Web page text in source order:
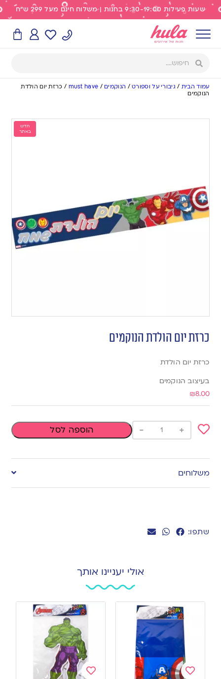
שעות פעילות 9:30-19:00 בחנות | משלוח חינם מעל 299 ש"ח
עמוד הבית / גיבורי על וספורט/ הנוקמים /
must have
/ כרזת יום הולדת
הנוקמים
שתפו:
חדש
באתר
כרזת יום הולדת הנוקמים
כרזת יום הולדת
בעיצוב הנוקמים
₪8.00
to
wishlist
+
- הוספה לסל
משלוחים
אולי יעניינו אותך